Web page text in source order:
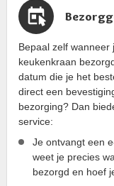
Bepaal zelf wanneer
keukenkraan
datum die je het
direct een
bezorging? Dan
service:
Je ontvangt een
weet je precies
bezorgd en hoef